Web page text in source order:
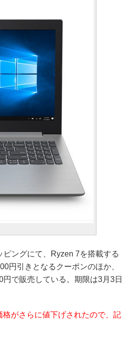
ングにて、Ryzen 7を搭載する
円引きとなるクーポンのほか、
で販売している。期限は3月3日
格がさらに値下げされたので、記